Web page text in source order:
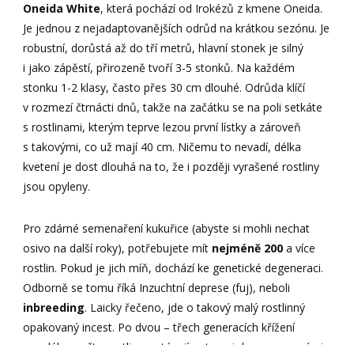
Oneida White, která pochází od Irokézů z kmene Oneida.
Je jednou z nejadaptovanějších odrůd na krátkou sezónu. Je
robustní, dorůstá až do tří metrů, hlavní stonek je silný
i jako zápěstí, přirozeně tvoří 3-5 stonků. Na každém
stonku 1-2 klasy, často přes 30 cm dlouhé. Odrůda klíčí
v rozmezí čtrnácti dnů, takže na začátku se na poli setkáte
s rostlinami, kterým teprve lezou první lístky a zároveň
s takovými, co už mají 40 cm. Ničemu to nevadí, délka
kvetení je dost dlouhá na to, že i později vyrašené rostliny
jsou opyleny.
Pro zdárné semenaření kukuřice (abyste si mohli nechat
osivo na další roky), potřebujete mít nejméně 200 a více
rostlin. Pokud je jich míň, dochází ke genetické degeneraci.
Odborně se tomu říká Inzuchtní deprese (fuj), neboli
inbreeding. Laicky řečeno, jde o takový malý rostlinný
opakovaný incest. Po dvou – třech generacích křížení